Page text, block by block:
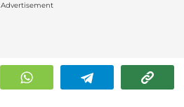
Advertisement